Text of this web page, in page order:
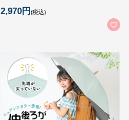
2,970円(税込)